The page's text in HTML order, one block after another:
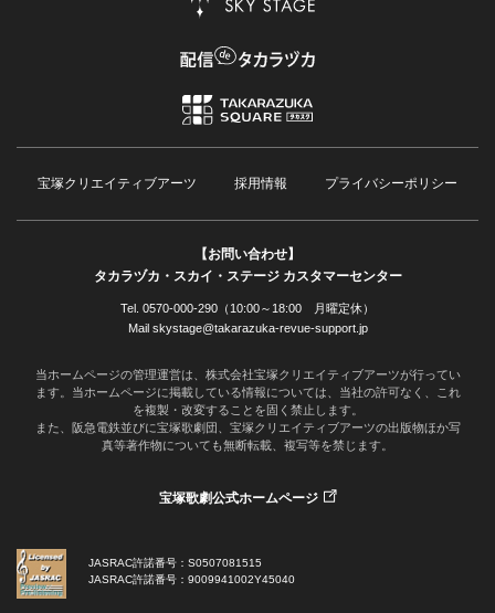
宝塚クリエイティブアーツ 採用情報 プライバシーポリシー
【お問い合わせ】
タカラヅカ・スカイ・ステージ カスタマーセンター
Tel. 0570-000-290（10:00～18:00 月曜定休）
Mail skystage@takarazuka-revue-support.jp
当ホームページの管理運営は、株式会社宝塚クリエイティブアーツが行ってい
ます。当ホームページに掲載している情報については、当社の許可なく、これ
を複製・改変することを固く禁止します。
また、阪急電鉄並びに宝塚歌劇団、宝塚クリエイティブアーツの出版物ほか写
真等著作物についても無断転載、複写等を禁じます。
宝塚歌劇公式ホームページ
JASRAC許諾番号：S0507081515
JASRAC許諾番号：9009941002Y45040